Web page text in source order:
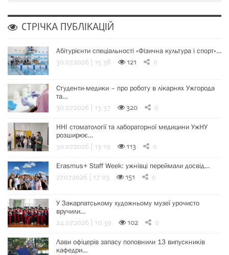
СТРІЧКА ПУБЛІКАЦІЙ
Абітурієнти спеціальності «Фізична культура і спорт»…
30.07.2026 | 15:38 121 0
Студенти-медики – про роботу в лікарнях Ужгорода
та…
30.07.2026 | 13:37 320 0
ННІ стоматології та лабораторної медицини УжНУ
розширює…
30.07.2026 | 13:19 113 0
Erasmus+ Staff Week: ужнівці переймали досвід…
27.07.2026 | 17:03 151 0
У Закарпатському художньому музеї урочисто
вручили…
24.07.2026 | 10:39 102 0
Лави офіцерів запасу поповнили 13 випускників
кафедри…